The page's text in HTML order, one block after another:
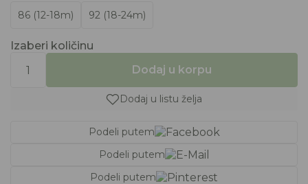
86 (12-18m) 92 (18-24m)
Izaberi količinu
Dodaj u korpu
Dodaj u listu želja
Podeli putem
Podeli putem
Podeli putem